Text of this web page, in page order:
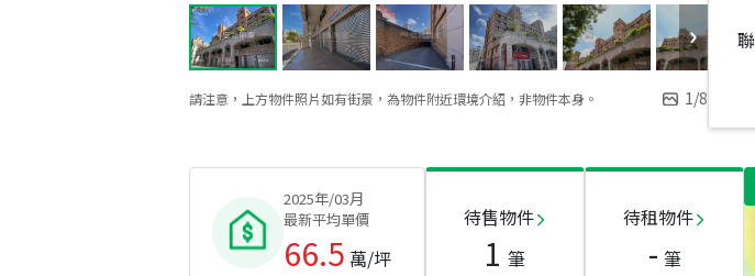
請注意，上方物件照片如有街景，為物件附近環境介紹，非物件本身。 1/8
2025年/03月
最新平均單價
66.5 萬/坪
待售物件
1 筆
待租物件
- 筆